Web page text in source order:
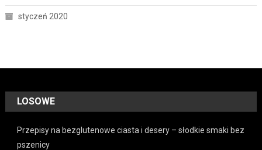
styczeń 2020
LOSOWE
Przepisy na bezglutenowe ciasta i desery – słodkie smaki bez
pszenicy